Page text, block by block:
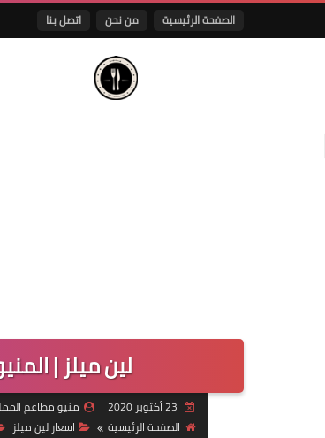
الصفحة الرئيسية من نحن اتصل بنا
لين ميلز |
منيو مطاعم
الصفحة الرئيسية
اسعار لين ميلز